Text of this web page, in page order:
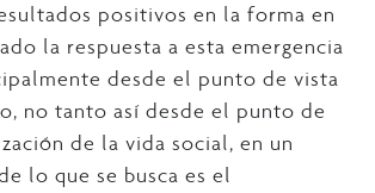
positivos en la forma en
la respuesta a esta emergencia
desde el punto de vista
no tanto así desde el punto de
de la vida social, en un
lo que se busca es el